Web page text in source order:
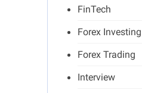
FinTech
Forex Investing
Forex Trading
Interview